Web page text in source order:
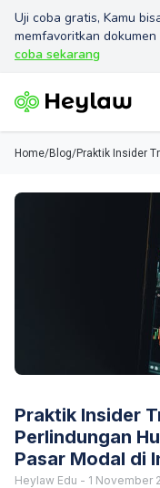
Uji coba gratis, Kamu
memfavoritkan
coba sekarang
Home/Blog/Praktik Insider
Praktik Insider
Perlindungan
Pasar Modal di
Heylaw Edu - 1 November